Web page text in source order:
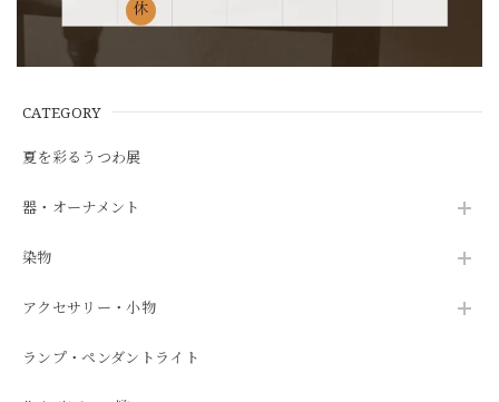
CATEGORY
夏を彩るうつわ展
器・オーナメント
染物
アクセサリー・小物
ランプ・ペンダントライト